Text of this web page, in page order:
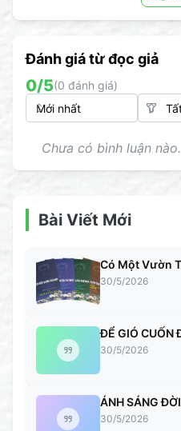
Đánh giá từ đọc giả
0/5(0 đánh giá)
Chưa có bình luận
Bài Viết Mới
Có Một Vườn
30/5/2026
ĐỂ GIÓ CUỐN
30/5/2026
ÁNH SÁNG
30/5/2026